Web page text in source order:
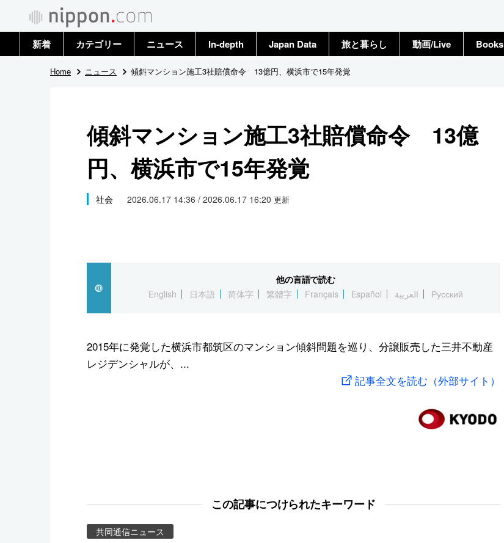
新着 カテゴリー
政治・外交
国際
社会
文化
スポーツ・東京2020
ニュース
トップ
In-depth Japan Data 旅と暮らし 動画/Live Books
Home ニュース 傾斜マンション施工3社賠償命令 13億円、横浜市で15年発覚
傾斜マンション施工3社賠償命令 13億
円、横浜市で15年発覚
社会 2026.06.17 14:36 / 2026.06.17 16:20 更新
他の言語で読む
English
日本語 简体字 繁體字 Français Español العربية Русский
2015年に発覚した横浜市都筑区のマンション傾斜問題を巡り、分譲販売した三井不動産
レジデンシャルが、...
記事全文を読む（外部サイト）
この記事につけられたキーワード
共同通信ニュース